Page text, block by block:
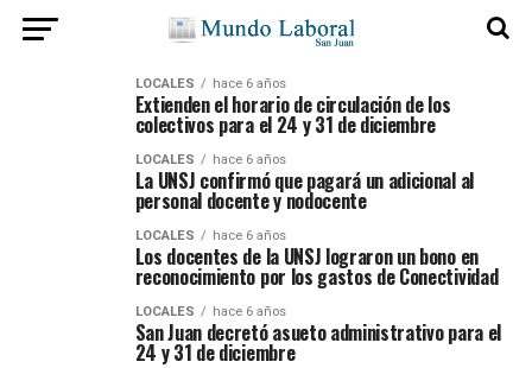
LOCALES hace 6 años
Extienden el horario de circulación de los
colectivos para el 24 y 31 de diciembre
LOCALES hace 6 años
La UNSJ confirmó que pagará un adicional al
personal docente y nodocente
LOCALES hace 6 años
Los docentes de la UNSJ lograron un bono en
reconocimiento por los gastos de Conectividad
LOCALES hace 6 años
San Juan decretó asueto administrativo para el
24 y 31 de diciembre